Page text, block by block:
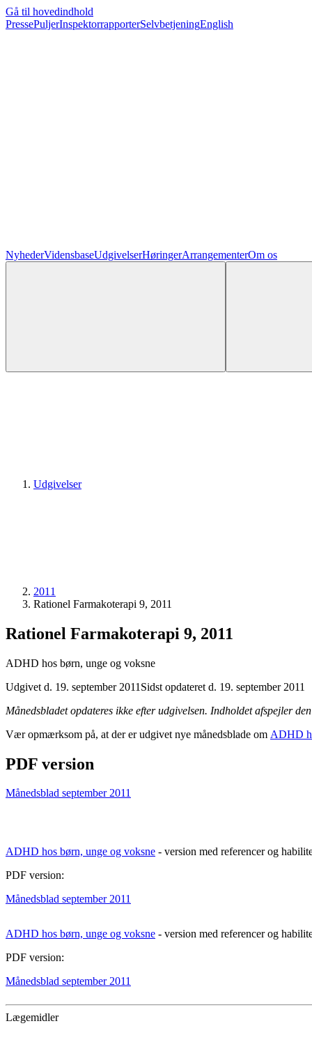
Gå til hovedindhold
PressePuljerInspektorrapporterSelvbetjeningEnglish
NyhederVidensbaseUdgivelserHøringerArrangementerOm os
Udgivelser
2011
Rationel Farmakoterapi 9, 2011
Rationel Farmakoterapi 9, 2011
ADHD hos børn, unge og voksne
Udgivet d. 19. september 2011 Sidst opdateret d. 19. september 2011
Månedsbladet opdateres ikke efter udgivelsen. Indholdet afspejler
Vær opmærksom på, at der er udgivet nye månedsblade om ADHD
PDF version
Månedsblad september 2011
ADHD hos børn, unge og voksne - version med referencer og
PDF version:
Månedsblad september 2011
ADHD hos børn, unge og voksne - version med referencer og
PDF version:
Månedsblad september 2011
Lægemidler